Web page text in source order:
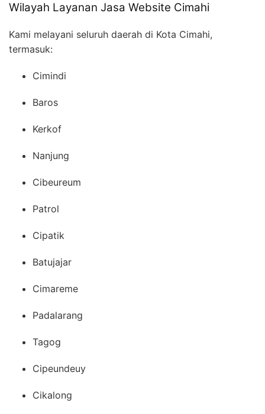
Wilayah Layanan Jasa Website Cimahi
Kami melayani seluruh daerah di Kota Cimahi,
termasuk:
Cimindi
Baros
Kerkof
Nanjung
Cibeureum
Patrol
Cipatik
Batujajar
Cimareme
Padalarang
Tagog
Cipeundeuy
Cikalong